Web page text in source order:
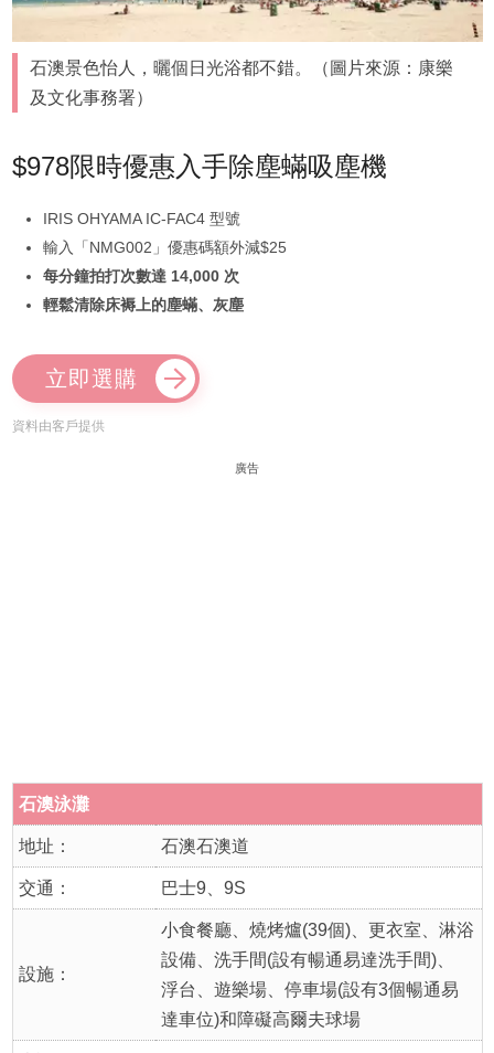
石澳景色怡人，曬個日光浴都不錯。（圖片來源：康樂
及文化事務署）
$978限時優惠入手除塵蟎吸塵機
IRIS OHYAMA IC-FAC4 型號
輸入「NMG002」優惠碼額外減$25
每分鐘拍打次數達 14,000 次
輕鬆清除床褥上的塵蟎、灰塵
立即選購
資料由客戶提供
廣告
石澳泳灘
地址： 石澳石澳道
交通： 巴士9、9S
設施：
小食餐廳、燒烤爐(39個)、更衣室、淋浴
設備、洗手間(設有暢通易達洗手間)、
浮台、遊樂場、停車場(設有3個暢通易
達車位)和障礙高爾夫球場